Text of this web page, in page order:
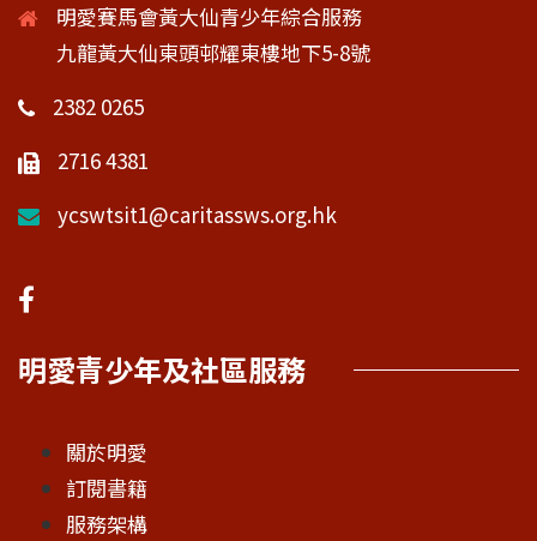
明愛賽馬會黃大仙青少年綜合服務
九龍黃大仙東頭邨耀東樓地下5-8號
2382 0265
2716 4381
ycswtsit1@caritassws.org.hk
明愛青少年及社區服務
關於明愛
訂閱書籍
服務架構